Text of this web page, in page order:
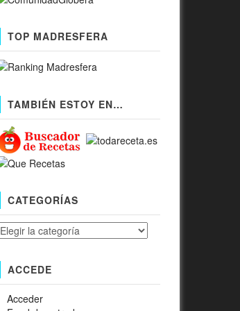
TOP MADRESFERA
TAMBIÉN ESTOY EN…
CATEGORÍAS
Categorías
ACCEDE
Acceder